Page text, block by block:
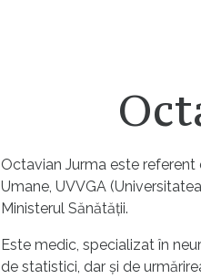
Octavian Jurma este
Umane, UVVGA
Ministerul Sănătății.
Este medic, specializat în
de statistici, dar și de